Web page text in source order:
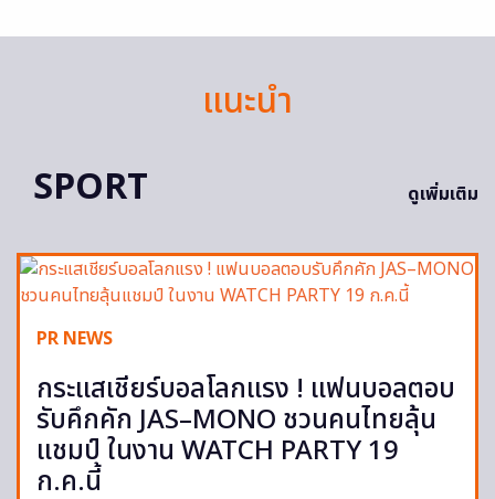
แนะนำ
SPORT
ดูเพิ่มเติม
PR NEWS
กระแสเชียร์บอลโลกแรง ! แฟนบอลตอบ
รับคึกคัก JAS–MONO ชวนคนไทยลุ้น
แชมป์ ในงาน WATCH PARTY 19
ก.ค.นี้